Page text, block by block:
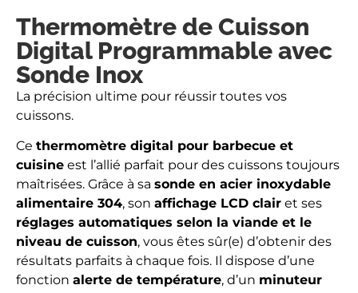
Thermomètre de Cuisson
Digital Programmable avec
Sonde Inox
La précision ultime pour réussir toutes vos
cuissons.
Ce thermomètre digital pour barbecue et
cuisine est l’allié parfait pour des cuissons toujours
maîtrisées. Grâce à sa sonde en acier inoxydable
alimentaire 304, son affichage LCD clair et ses
réglages automatiques selon la viande et le
niveau de cuisson, vous êtes sûr(e) d’obtenir des
résultats parfaits à chaque fois. Il dispose d’une
fonction alerte de température, d’un minuteur